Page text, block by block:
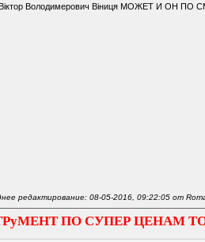
Віктор Володимерович Віниця МОЖЕТ И ОН ПО
редактирование: 08-05-2016, 09:22:05 от
ПО СУПЕР ЦЕНАМ